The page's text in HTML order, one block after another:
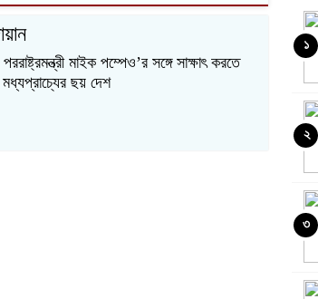
মাইক পম্পেও’র সঙ্গে সাক্ষাৎ করতে
ছয় দেশ
১
২
৩